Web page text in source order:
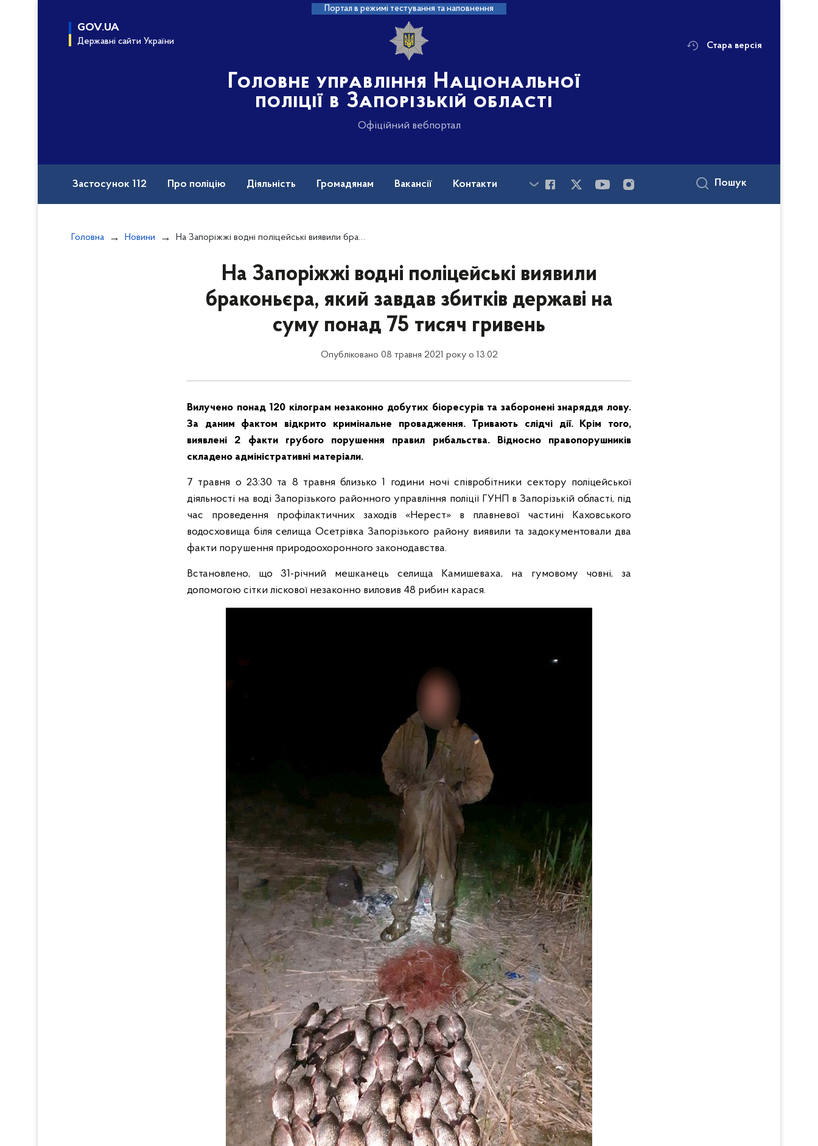
Портал в режимі тестування та наповнення
GOV.UA
Державні сайти України
Головне управління Національної
поліції в Запорізькій області
Офіційний вебпортал
Стара версія
Застосунок 112 Про поліцію Діяльність Громадянам Вакансії Контакти Пошук
Головна Новини На Запоріжжі водні поліцейські виявили браконьєра, який завдав збитків державі на суму понад 75 тисяч гривень
На Запоріжжі водні поліцейські виявили
браконьєра, який завдав збитків державі на
суму понад 75 тисяч гривень
Опубліковано 08 травня 2021 року о 13:02
Вилучено понад 120 кілограм незаконно добутих біоресурів та заборонені знаряддя лову.
За даним фактом відкрито кримінальне провадження. Тривають слідчі дії. Крім того,
виявлені 2 факти грубого порушення правил рибальства. Відносно правопорушників
складено адміністративні матеріали.
7 травня о 23:30 та 8 травня близько 1 години ночі співробітники сектору поліцейської
діяльності на воді Запорізького районного управління поліції ГУНП в Запорізькій області, під
час проведення профілактичних заходів «Нерест» в плавневої частині Каховського
водосховища біля селища Осетрівка Запорізького району виявили та задокументовали два
факти порушення природоохоронного законодавства.
Встановлено, що 31-річний мешканець селища Камишеваха, на гумовому човні, за
допомогою сітки ліскової незаконно виловив 48 рибин карася.